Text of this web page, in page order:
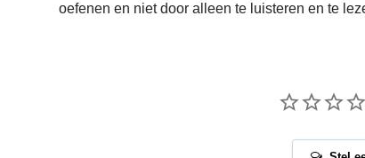
oefenen en niet door alleen te luisteren en te